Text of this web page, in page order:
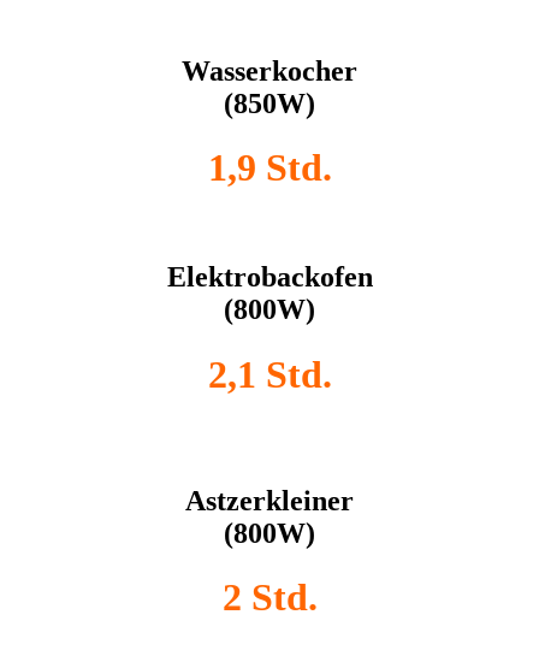
Wasserkocher
(850W)
1,9 Std.
Elektrobackofen
(800W)
2,1 Std.
Astzerkleiner
(800W)
2 Std.